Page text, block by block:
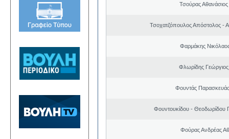
Τσούρας
Τσοχατζόπουλος Απόστολος -
Φαρμάκης
Φλωρίδης Γεώργιος
Φουντάς
Φουντουκίδου - Θεοδωρίδου
Φούρας Ανδρέας